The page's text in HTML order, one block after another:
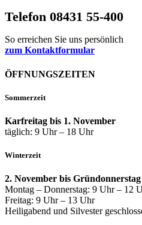
Telefon 08431 55-400
So erreichen Sie uns persönlich
zum Kontaktformular
ÖFFNUNGSZEITEN
Sommerzeit
Karfreitag bis 1. November
täglich: 9 Uhr – 18 Uhr
Winterzeit
2. November bis Gründonnerstag
Montag – Donnerstag: 9 Uhr – 12
Freitag: 9 Uhr – 13 Uhr
Heiligabend und Silvester